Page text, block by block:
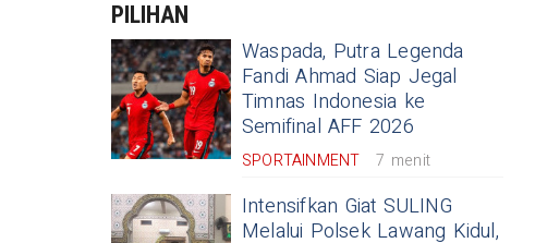
PILIHAN
Waspada, Putra Legenda
Fandi Ahmad Siap Jegal
Timnas Indonesia ke
Semifinal AFF 2026
SPORTAINMENT 7 menit
Intensifkan Giat SULING
Melalui Polsek Lawang Kidul,